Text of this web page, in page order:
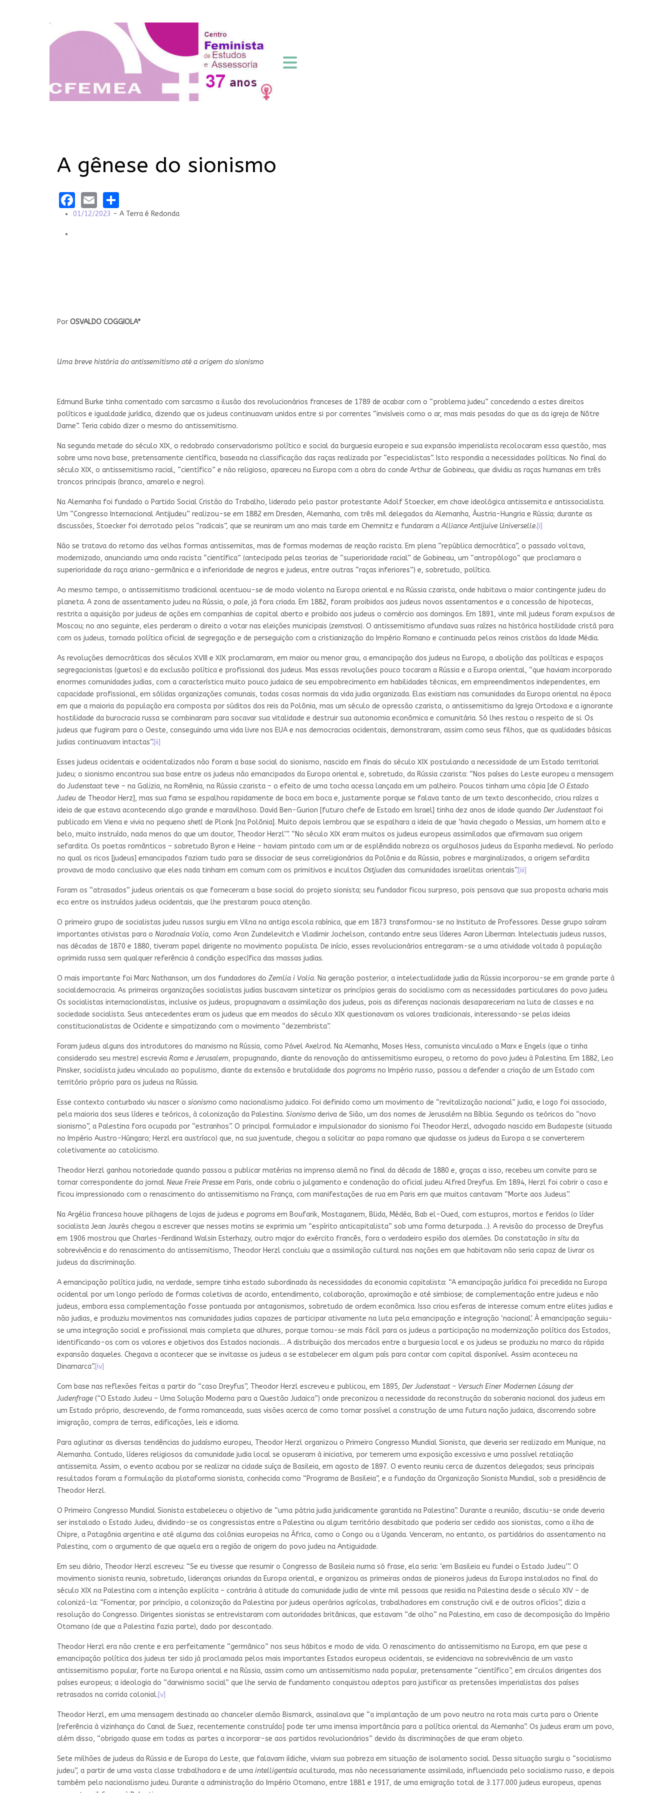
A gênese do sionismo
Facebook
Email
01/12/2023 - A Terra é Redonda
Por OSVALDO COGGIOLA*
Uma breve história do antissemitismo até a origem do sionismo
Edmund Burke tinha comentado com sarcasmo a ilusão dos revolucionários franceses de 1789 de acabar com o “problema judeu” concedendo a estes direitos
políticos e igualdade jurídica, dizendo que os judeus continuavam unidos entre si por correntes “invisíveis como o ar, mas mais pesadas do que as da igreja de Nôtre
Dame”. Teria cabido dizer o mesmo do antissemitismo.
Na segunda metade do século XIX, o redobrado conservadorismo político e social da burguesia europeia e sua expansão imperialista recolocaram essa questão, mas
sobre uma nova base, pretensamente científica, baseada na classificação das raças realizada por “especialistas”. Isto respondia a necessidades políticas. No final do
século XIX, o antissemitismo racial, “científico” e não religioso, apareceu na Europa com a obra do conde Arthur de Gobineau, que dividiu as raças humanas em três
troncos principais (branco, amarelo e negro).
Na Alemanha foi fundado o Partido Social Cristão do Trabalho, liderado pelo pastor protestante Adolf Stoecker, em chave ideológica antissemita e antissocialista.
Um “Congresso Internacional Antijudeu” realizou-se em 1882 em Dresden, Alemanha, com três mil delegados da Alemanha, Áustria-Hungria e Rússia; durante as
discussões, Stoecker foi derrotado pelos “radicais”, que se reuniram um ano mais tarde em Chemnitz e fundaram aAlliance Antijuive Universelle.[i]
Não se tratava do retorno das velhas formas antissemitas, mas de formas modernas de reação racista. Em plena “república democrática”, o passado voltava,
modernizado, anunciando uma onda racista “científica” (antecipada pelas teorias de “superioridade racial” de Gobineau, um “antropólogo” que proclamara a
superioridade da raça ariano-germânica e a inferioridade de negros e judeus, entre outras “raças inferiores”) e, sobretudo, política.
Ao mesmo tempo, o antissemitismo tradicional acentuou-se de modo violento na Europa oriental e na Rússia czarista, onde habitava o maior contingente judeu do
planeta. A zona de assentamento judeu na Rússia, o pale, já fora criada. Em 1882, foram proibidos aos judeus novos assentamentos e a concessão de hipotecas,
restrita a aquisição por judeus de ações em companhias de capital aberto e proibido aos judeus o comércio aos domingos. Em 1891, vinte mil judeus foram expulsos de
Moscou; no ano seguinte, eles perderam o direito a votar nas eleições municipais (zemstvos). O antissemitismo afundava suas raízes na histórica hostilidade cristã para
com os judeus, tornada política oficial de segregação e de perseguição com a cristianização do Império Romano e continuada pelos reinos cristãos da Idade Média.
As revoluções democráticas dos séculos XVIII e XIX proclamaram, em maior ou menor grau, a emancipação dos judeus na Europa, a abolição das políticas e espaços
segregacionistas (guetos) e da exclusão política e profissional dos judeus. Mas essas revoluções pouco tocaram a Rússia e a Europa oriental, “que haviam incorporado
enormes comunidades judias, com a característica muito pouco judaica de seu empobrecimento em habilidades técnicas, em empreendimentos independentes, em
capacidade profissional, em sólidas organizações comunais, todas cosas normais da vida judia organizada. Elas existiam nas comunidades da Europa oriental na época
em que a maioria da população era composta por súditos dos reis da Polônia, mas um século de opressão czarista, o antissemitismo da Igreja Ortodoxa e a ignorante
hostilidade da burocracia russa se combinaram para socavar sua vitalidade e destruir sua autonomia econômica e comunitária. Só lhes restou o respeito de si. Os
judeus que fugiram para o Oeste, conseguindo uma vida livre nos EUA e nas democracias ocidentais, demonstraram, assim como seus filhos, que as qualidades básicas
judias continuavam intactas”.[ii]
Esses judeus ocidentais e ocidentalizados não foram a base social do sionismo, nascido em finais do século XIX postulando a necessidade de um Estado territorial
judeu; o sionismo encontrou sua base entre os judeus não emancipados da Europa oriental e, sobretudo, da Rússia czarista: “Nos países do Leste europeu a mensagem
doJudenstaatteve – na Galizia, na Romênia, na Rússia czarista – o efeito de uma tocha acessa lançada em um palheiro. Poucos tinham uma cópia [de O Estado
Judeu de Theodor Herz], mas sua fama se espalhou rapidamente de boca em boca e, justamente porque se falava tanto de um texto desconhecido, criou raízes a
ideia de que estava acontecendo algo grande e maravilhoso. David Ben-Gurion [futuro chefe de Estado em Israel] tinha dez anos de idade quando Der Judenstaatfoi
publicado em Viena e vivia no pequeno shetl de Plonk [na Polônia]. Muito depois lembrou que se espalhara a ideia de que ‘havia chegado o Messias, um homem alto e
belo, muito instruído, nada menos do que um doutor, Theodor Herzl’”. “No século XIX eram muitos os judeus europeus assimilados que afirmavam sua origem
sefardita. Os poetas românticos – sobretudo Byron e Heine – haviam pintado com um ar de esplêndida nobreza os orgulhosos judeus da Espanha medieval. No período
no qual os ricos [judeus] emancipados faziam tudo para se dissociar de seus correligionários da Polônia e da Rússia, pobres e marginalizados, a origem sefardita
provava de modo conclusivo que eles nada tinham em comum com os primitivos e incultos Ostjuden das comunidades israelitas orientais”.[iii]
Foram os “atrasados” judeus orientais os que forneceram a base social do projeto sionista; seu fundador ficou surpreso, pois pensava que sua proposta acharia mais
eco entre os instruídos judeus ocidentais, que lhe prestaram pouca atenção.
O primeiro grupo de socialistas judeu russos surgiu em Vilna na antiga escola rabínica, que em 1873 transformou-se no Instituto de Professores. Desse grupo saíram
importantes ativistas para o Narodnaia Volia, como Aron Zundelevitch e Vladimir Jochelson, contando entre seus líderes Aaron Liberman. Intelectuais judeus russos,
nas décadas de 1870 e 1880, tiveram papel dirigente no movimento populista. De início, esses revolucionários entregaram-se a uma atividade voltada à população
oprimida russa sem qualquer referência à condição específica das massas judias.
O mais importante foi Marc Nathanson, um dos fundadores do Zemlia i Volia. Na geração posterior, a intelectualidade judia da Rússia incorporou-se em grande parte à
socialdemocracia. As primeiras organizações socialistas judias buscavam sintetizar os princípios gerais do socialismo com as necessidades particulares do povo judeu.
Os socialistas internacionalistas, inclusive os judeus, propugnavam a assimilação dos judeus, pois as diferenças nacionais desapareceriam na luta de classes e na
sociedade socialista. Seus antecedentes eram os judeus que em meados do século XIX questionavam os valores tradicionais, interessando-se pelas ideias
constitucionalistas de Ocidente e simpatizando com o movimento “dezembrista”.
Foram judeus alguns dos introdutores do marxismo na Rússia, como Pável Axelrod. Na Alemanha, Moses Hess, comunista vinculado a Marx e Engels (que o tinha
considerado seu mestre) escrevia Roma e Jerusalem, propugnando, diante da renovação do antissemitismo europeu, o retorno do povo judeu à Palestina. Em 1882, Leo
Pinsker, socialista judeu vinculado ao populismo, diante da extensão e brutalidade dos pogroms no Império russo, passou a defender a criação de um Estado com
território próprio para os judeus na Rússia.
Esse contexto conturbado viu nascer o sionismo como nacionalismo judaico. Foi definido como um movimento de “revitalização nacional” judia, e logo foi associado,
pela maioria dos seus líderes e teóricos, à colonização da Palestina. Sionismo deriva de Sião, um dos nomes de Jerusalém na Bíblia. Segundo os teóricos do “novo
sionismo”, a Palestina fora ocupada por “estranhos”. O principal formulador e impulsionador do sionismo foi Theodor Herzl, advogado nascido em Budapeste (situada
no Império Austro-Húngaro; Herzl era austríaco) que, na sua juventude, chegou a solicitar ao papa romano que ajudasse os judeus da Europa a se converterem
coletivamente ao catolicismo.
Theodor Herzl ganhou notoriedade quando passou a publicar matérias na imprensa alemã no final da década de 1880 e, graças a isso, recebeu um convite para se
tornar correspondente do jornal Neue Freie Presse em Paris, onde cobriu o julgamento e condenação do oficial judeu Alfred Dreyfus. Em 1894, Herzl foi cobrir o caso e
ficou impressionado com o renascimento do antissemitismo na França, com manifestações de rua em Paris em que muitos cantavam “Morte aos Judeus”.
Na Argélia francesa houve pilhagens de lojas de judeus e pogroms em Boufarik, Mostaganem, Blida, Médéa, Bab el-Oued, com estupros, mortos e feridos (o líder
socialista Jean Jaurès chegou a escrever que nesses motins se exprimia um “espírito anticapitalista” sob uma forma deturpada…). A revisão do processo de Dreyfus
em 1906 mostrou que Charles-Ferdinand Walsin Esterhazy, outro major do exército francês, fora o verdadeiro espião dos alemães. Da constatação in situ da
sobrevivência e do renascimento do antissemitismo, Theodor Herzl concluiu que a assimilação cultural nas nações em que habitavam não seria capaz de livrar os
judeus da discriminação.
A emancipação política judia, na verdade, sempre tinha estado subordinada às necessidades da economia capitalista: “A emancipação jurídica foi precedida na Europa
ocidental por um longo período de formas coletivas de acordo, entendimento, colaboração, aproximação e até simbiose; de complementação entre judeus e não
judeus, embora essa complementação fosse pontuada por antagonismos, sobretudo de ordem econômica. Isso criou esferas de interesse comum entre elites judias e
não judias, e produziu movimentos nas comunidades judias capazes de participar ativamente na luta pela emancipação e integração ‘nacional’. À emancipação seguiu-
se uma integração social e profissional mais completa que alhures, porque tornou-se mais fácil para os judeus a participação na modernização política dos Estados,
identificando-os com os valores e objetivos dos Estados nacionais… A distribuição dos mercados entre a burguesia local e os judeus se produziu no marco da rápida
expansão daqueles. Chegava a acontecer que se invitasse os judeus a se estabelecer em algum país para contar com capital disponível. Assim aconteceu na
Dinamarca”.[iv]
Com base nas reflexões feitas a partir do “caso Dreyfus”, Theodor Herzl escreveu e publicou, em 1895, Der Judenstaat – Versuch Einer Modernen Lösung der
Judenfrage (“O Estado Judeu – Uma Solução Moderna para a Questão Judaica”) onde preconizou a necessidade da reconstrução da soberania nacional dos judeus em
um Estado próprio, descrevendo, de forma romanceada, suas visões acerca de como tornar possível a construção de uma futura nação judaica, discorrendo sobre
imigração, compra de terras, edificações, leis e idioma.
Para aglutinar as diversas tendências do judaísmo europeu, Theodor Herzl organizou o Primeiro Congresso Mundial Sionista, que deveria ser realizado em Munique, na
Alemanha. Contudo, líderes religiosos da comunidade judia local se opuseram à iniciativa, por temerem uma exposição excessiva e uma possível retaliação
antissemita. Assim, o evento acabou por se realizar na cidade suíça de Basileia, em agosto de 1897. O evento reuniu cerca de duzentos delegados; seus principais
resultados foram a formulação da plataforma sionista, conhecida como “Programa de Basileia”, e a fundação da Organização Sionista Mundial, sob a presidência de
Theodor Herzl.
O Primeiro Congresso Mundial Sionista estabeleceu o objetivo de “uma pátria judia juridicamente garantida na Palestina”. Durante a reunião, discutiu-se onde deveria
ser instalado o Estado Judeu, dividindo-se os congressistas entre a Palestina ou algum território desabitado que poderia ser cedido aos sionistas, como a ilha de
Chipre, a Patagônia argentina e até alguma das colônias europeias na África, como o Congo ou a Uganda. Venceram, no entanto, os partidários do assentamento na
Palestina, com o argumento de que aquela era a região de origem do povo judeu na Antiguidade.
Em seu diário, Theodor Herzl escreveu: “Se eu tivesse que resumir o Congresso de Basileia numa só frase, ela seria: ‘em Basileia eu fundei o Estado Judeu’”. O
movimento sionista reunia, sobretudo, lideranças oriundas da Europa oriental, e organizou as primeiras ondas de pioneiros judeus da Europa instalados no final do
século XIX na Palestina com a intenção explícita – contrária à atitude da comunidade judia de vinte mil pessoas que residia na Palestina desde o século XIV – de
colonizá-la: “Fomentar, por princípio, a colonização da Palestina por judeus operários agrícolas, trabalhadores em construção civil e de outros ofícios”, dizia a
resolução do Congresso. Dirigentes sionistas se entrevistaram com autoridades britânicas, que estavam “de olho” na Palestina, em caso de decomposição do Império
Otomano (de que a Palestina fazia parte), dado por descontado.
Theodor Herzl era não crente e era perfeitamente “germânico” nos seus hábitos e modo de vida. O renascimento do antissemitismo na Europa, em que pese a
emancipação política dos judeus ter sido já proclamada pelos mais importantes Estados europeus ocidentais, se evidenciava na sobrevivência de um vasto
antissemitismo popular, forte na Europa oriental e na Rússia, assim como um antissemitismo nada popular, pretensamente “científico”, em círculos dirigentes dos
países europeus; a ideologia do “darwinismo social” que lhe servia de fundamento conquistou adeptos para justificar as pretensões imperialistas dos países
retrasados na corrida colonial.[v]
Theodor Herzl, em uma mensagem destinada ao chanceler alemão Bismarck, assinalava que “a implantação de um povo neutro na rota mais curta para o Oriente
[referência à vizinhança do Canal de Suez, recentemente construído] pode ter uma imensa importância para a política oriental da Alemanha”. Os judeus eram um povo,
além disso, “obrigado quase em todas as partes a incorporar-se aos partidos revolucionários” devido às discriminações de que eram objeto.
Sete milhões de judeus da Rússia e de Europa do Leste, que falavam iídiche, viviam sua pobreza em situação de isolamento social. Dessa situação surgiu o “socialismo
judeu”, a partir de uma vasta classe trabalhadora e de uma intelligentsia aculturada, mas não necessariamente assimilada, influenciada pelo socialismo russo, e depois
também pelo nacionalismo judeu. Durante a administração do Império Otomano, entre 1881 e 1917, de uma emigração total de 3.177.000 judeus europeus, apenas